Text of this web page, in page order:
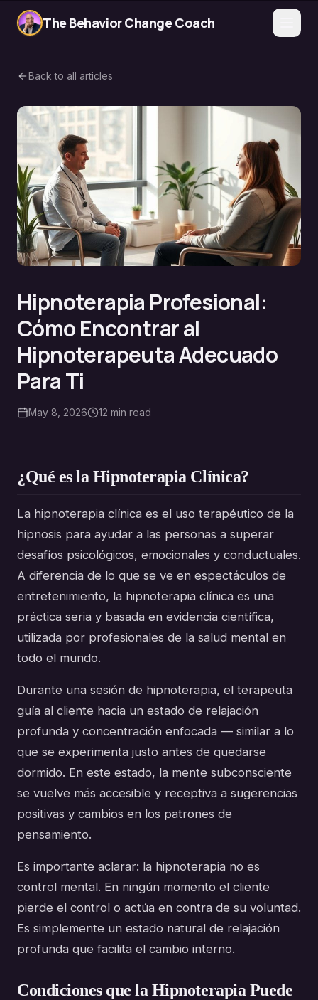
The Behavior Change Coach
Back to all articles
Hipnoterapia Profesional:
Cómo Encontrar al
Hipnoterapeuta Adecuado
Para Ti
May 8, 2026 12 min read
¿Qué es la Hipnoterapia Clínica?
La hipnoterapia clínica es el uso terapéutico de la
hipnosis para ayudar a las personas a superar
desafíos psicológicos, emocionales y conductuales.
A diferencia de lo que se ve en espectáculos de
entretenimiento, la hipnoterapia clínica es una
práctica seria y basada en evidencia científica,
utilizada por profesionales de la salud mental en
todo el mundo.
Durante una sesión de hipnoterapia, el terapeuta
guía al cliente hacia un estado de relajación
profunda y concentración enfocada — similar a lo
que se experimenta justo antes de quedarse
dormido. En este estado, la mente subconsciente
se vuelve más accesible y receptiva a sugerencias
positivas y cambios en los patrones de
pensamiento.
Es importante aclarar: la hipnoterapia no es
control mental. En ningún momento el cliente
pierde el control o actúa en contra de su voluntad.
Es simplemente un estado natural de relajación
profunda que facilita el cambio interno.
Condiciones que la Hipnoterapia Puede